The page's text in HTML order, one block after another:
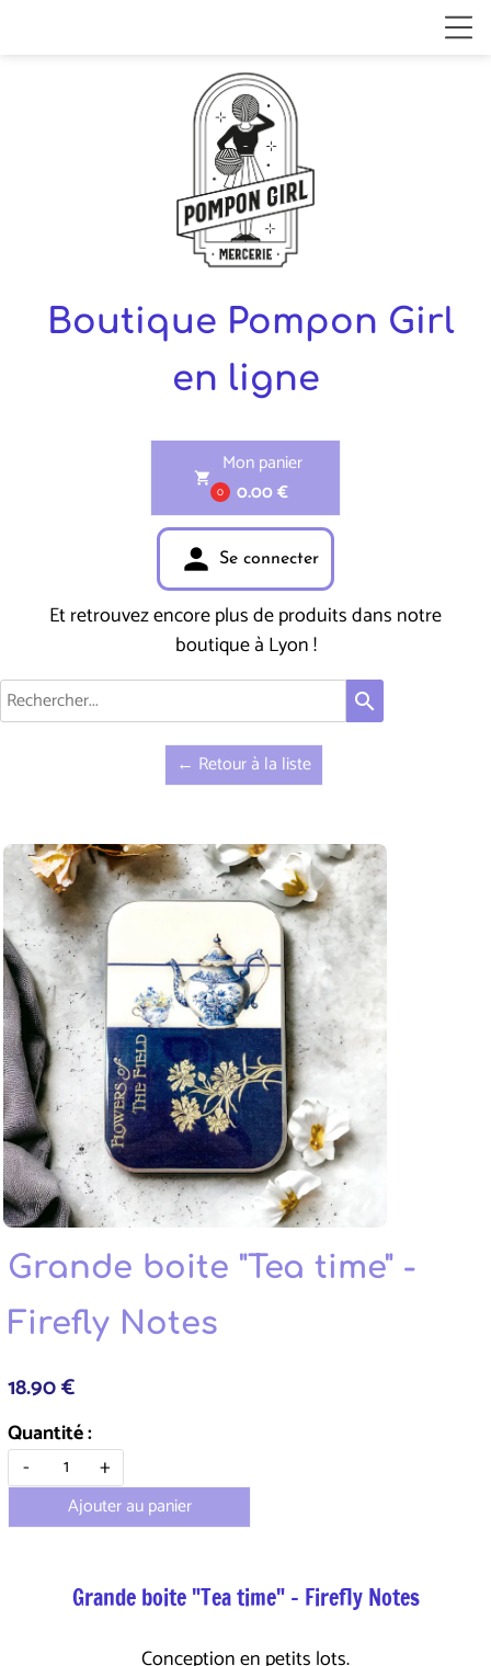
Boutique Pompon Girl
en ligne
shopping_cart
0
Mon panier
0.00 €
person Se connecter
Et retrouvez encore plus de produits dans notre
boutique à Lyon !
search
← Retour à la liste
Grande boite "Tea time" -
Firefly Notes
18.90 €
Quantité :
-
+
Ajouter au panier
Grande boite "Tea time" - Firefly Notes